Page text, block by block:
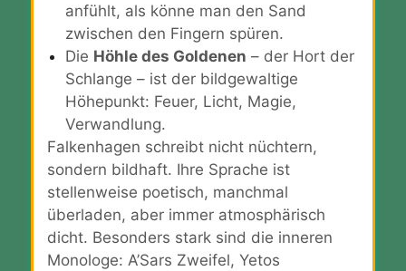
anfühlt, als könne man den Sand
zwischen den Fingern spüren.
Die Höhle des Goldenen – der Hort der
Schlange – ist der bildgewaltige
Höhepunkt: Feuer, Licht, Magie,
Verwandlung.
Falkenhagen schreibt nicht nüchtern,
sondern bildhaft. Ihre Sprache ist
stellenweise poetisch, manchmal
überladen, aber immer atmosphärisch
dicht. Besonders stark sind die inneren
Monologe: A’Sars Zweifel, Yetos